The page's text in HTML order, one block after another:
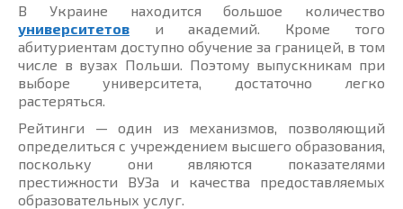
В Украине находится большое количество
университетов и академий. Кроме того
абитуриентам доступно обучение за границей, в том
числе в вузах Польши. Поэтому выпускникам при
выборе университета, достаточно легко
растеряться.
Рейтинги — один из механизмов, позволяющий
определиться с учреждением высшего образования,
поскольку они являются показателями
престижности ВУЗа и качества предоставляемых
образовательных услуг.